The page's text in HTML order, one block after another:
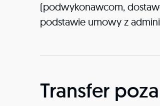
(podwykonawcom,
podstawie umowy z
Transfer